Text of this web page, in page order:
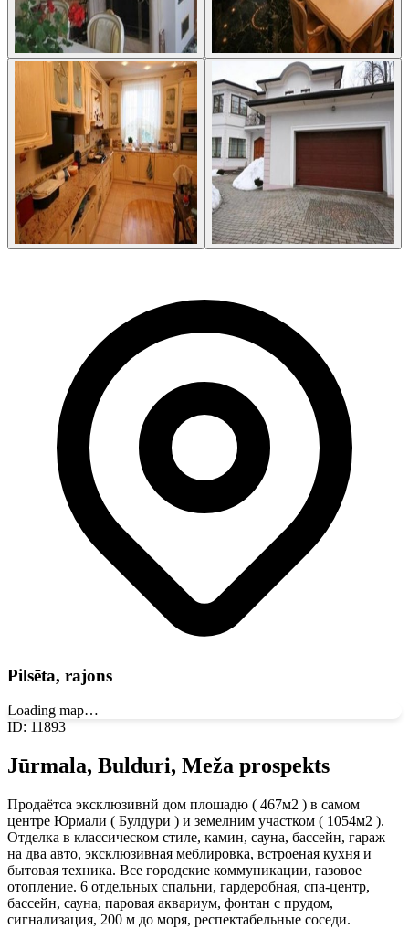
Pilsēta, rajons
Loading map…
ID: 11893
Jūrmala, Bulduri, Meža prospekts
Продаётса эксклюзивнй дом плошадю ( 467м2 ) в самом
центре Юрмали ( Булдури ) и земелним участком ( 1054м2 ).
Отделка в классическом стиле, камин, сауна, бассейн, гараж
на два авто, эксклюзивная меблировка, встроеная кухня и
бытовая техника. Все городские коммуникации, газовое
отопление. 6 отдельных спальни, гардеробная, спа-центр,
бассейн, сауна, паровая аквариум, фонтан с прудом,
сигнализация, 200 м до моря, респектабельные соседи.